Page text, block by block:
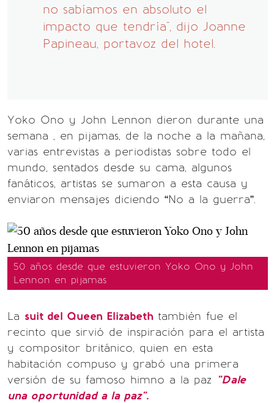
no sabíamos en absoluto el
impacto que tendría", dijo Joanne
Papineau, portavoz del hotel.
Yoko Ono y John Lennon dieron durante una
semana , en pijamas, de la noche a la mañana,
varias entrevistas a periodistas sobre todo el
mundo, sentados desde su cama, algunos
fanáticos, artistas se sumaron a esta causa y
enviaron mensajes diciendo “No a la guerra”.
50 años desde que estuvieron Yoko Ono y John
Lennon en pijamas
La suit del Queen Elizabeth también fue el
recinto que sirvió de inspiración para el artista
y compositor británico, quien en esta
habitación compuso y grabó una primera
versión de su famoso himno a la paz "Dale
una oportunidad a la paz".